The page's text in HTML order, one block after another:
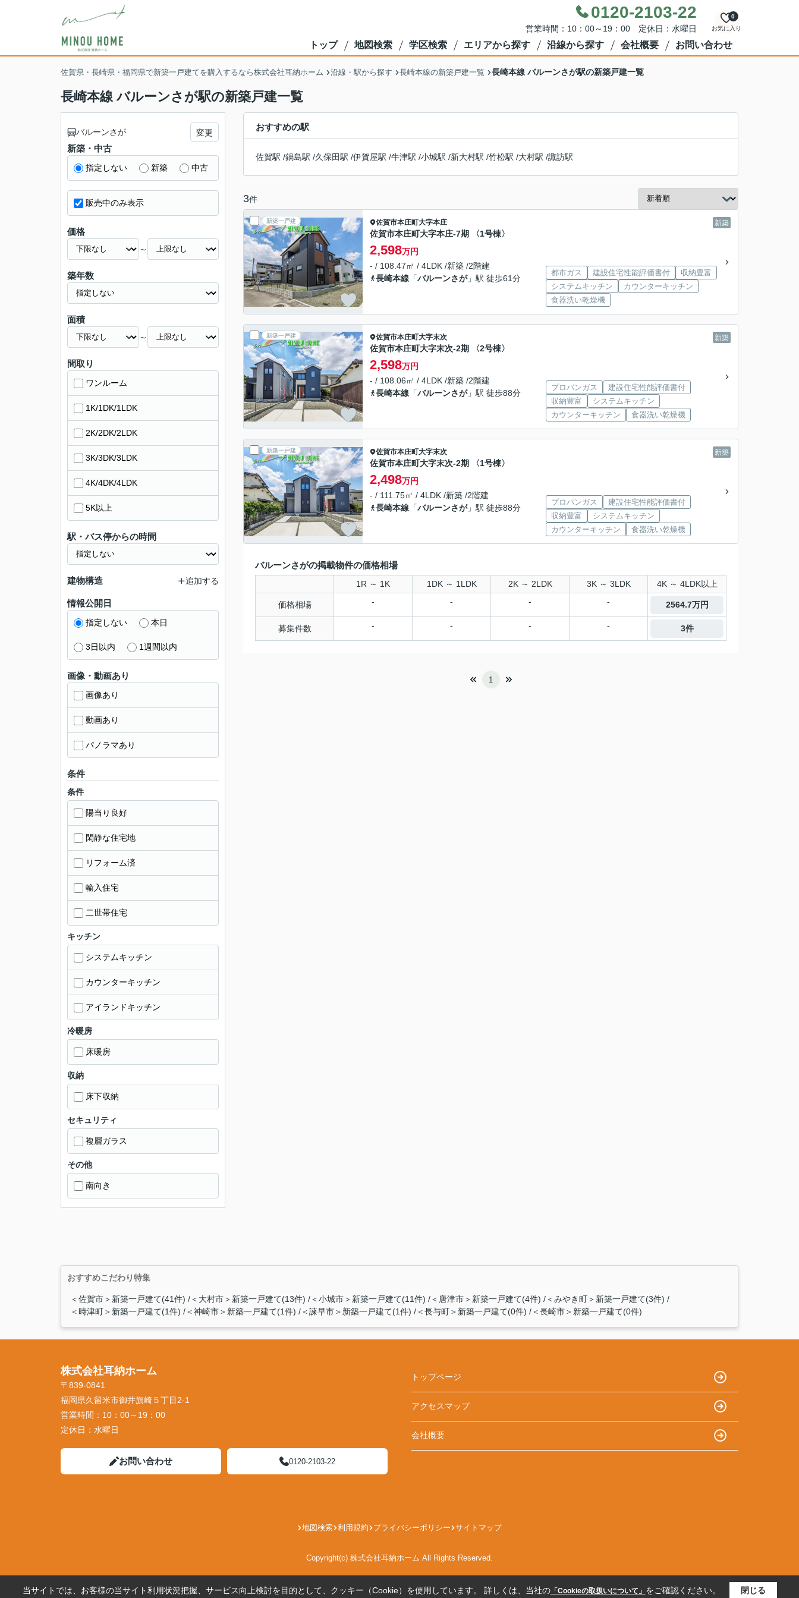
0120-2103-22
営業時間：10：00～19：00 定休日：水曜日 お気に入り
0
トップ 地図検索 学区検索 エリアから探す 沿線から探す 会社概要 お問い合わせ
佐賀県・長崎県・福岡県で新築一戸建てを購入するなら株式会社耳納ホーム 沿線・駅から探す 長崎本線の新築戸建一覧 長崎本線 バルーンさが駅の新築戸建一覧
長崎本線 バルーンさが駅の新築戸建一覧
おすすめの駅
佐賀駅 /鍋島駅 /久保田駅 /伊賀屋駅 /牛津駅 /小城駅 /新大村駅 /竹松駅 /大村駅 /諏訪駅
3件
新築一戸建 新築
佐賀市本庄町大字本庄
佐賀市本庄町大字本庄-7期 〈1号棟〉
2,598万円
- / 108.47㎡ / 4LDK /新築 /2階建
長崎本線 「バルーンさが」駅 徒歩61分
都市ガス 建設住宅性能評価書付
収納豊富
システムキッチン
カウンターキッチン
食器洗い乾燥機
新築一戸建 新築
佐賀市本庄町大字末次
佐賀市本庄町大字末次-2期 〈2号棟〉
2,598万円
- / 108.06㎡ / 4LDK /新築 /2階建
長崎本線 「バルーンさが」駅 徒歩88分
プロパンガス
建設住宅性能評価書付
収納豊富
システムキッチン
カウンターキッチン
食器洗い乾燥機
新築一戸建 新築
佐賀市本庄町大字末次
佐賀市本庄町大字末次-2期 〈1号棟〉
2,498万円
- / 111.75㎡ / 4LDK /新築 /2階建
長崎本線 「バルーンさが」駅 徒歩88分
プロパンガス
建設住宅性能評価書付
収納豊富
システムキッチン
カウンターキッチン
食器洗い乾燥機
バルーンさがの掲載物件の価格相場
1R ～ 1K 1DK ～ 1LDK 2K ～ 2LDK 3K ～ 3LDK 4K ～ 4LDK以上
価格相場 - - - - 2564.7万円
募集件数 - - - - 3件
1
バルーンさが 変更
新築・中古
指定しない 新築 中古
販売中のみ表示
価格
～
築年数
面積
～
間取り
ワンルーム
1K/1DK/1LDK
2K/2DK/2LDK
3K/3DK/3LDK
4K/4DK/4LDK
5K以上
駅・バス停からの時間
建物構造 追加する
情報公開日
指定しない 本日
3日以内 1週間以内
画像・動画あり
画像あり
動画あり
パノラマあり
条件
条件
陽当り良好
閑静な住宅地
リフォーム済
輸入住宅
二世帯住宅
キッチン
システムキッチン
カウンターキッチン
アイランドキッチン
冷暖房
床暖房
収納
床下収納
セキュリティ
複層ガラス
その他
南向き
おすすめこだわり特集
＜佐賀市＞新築一戸建て(41件) ＜大村市＞新築一戸建て(13件) ＜小城市＞新築一戸建て(11件) ＜唐津市＞新築一戸建て(4件)
＜みやき町＞新築一戸建て(3件)
＜時津町＞新築一戸建て(1件)
＜神崎市＞新築一戸建て(1件) ＜諫早市＞新築一戸建て(1件) ＜長与町＞新築一戸建て(0件) ＜長崎市＞新築一戸建て(0件)
株式会社耳納ホーム
〒839-0841
福岡県久留米市御井旗崎５丁目2-1
営業時間： 10：00～19：00
定休日： 水曜日
お問い合わせ 0120-2103-22
トップページ
アクセスマップ
会社概要
地図検索 利用規約 プライバシーポリシー サイトマップ
Copyright(c) 株式会社耳納ホーム All Rights Reserved.
当サイトでは、お客様の当サイト利用状況把握、サービス向上検討を目的として、クッキー（Cookie）を使用しています。 詳しくは、当社の「Cookieの取扱いについて」 をご確認ください。 閉じる